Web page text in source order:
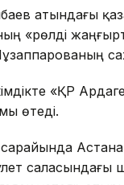
атындағы
«рөлді
«ҚР
өтеді.
сарайында
саласындағы